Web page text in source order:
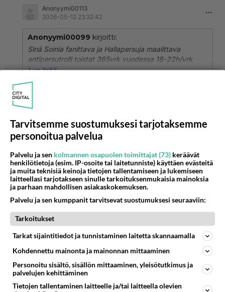
Anonyymi00113
2026-05-12 23:32:42
Anonyymi00099 kirjoitti:
Sinä Soinia fanittava ja Hallapersuja maalittava
antipersutrolli toistat 365vrk vuodessa 18-22h/vrk
yhden ja saman kaavan jokaisella palstalla joissa
väittelyn aikaansaamiseksi niiden välillä. Turvautuen
sensuuriin kun yksinpuhelujasi häiritään vastaamalla
sinun viestien kalasteluviesteihin joilla niitä vastauksia
kalastelet.
Lue lisää
Trollihan tuo ylsinpuhelija on. Ei kannata ottaa
kantaa.
1 Äänestä Kommentoi
2026-05-13 10:19:08
Anonyymi00007kirjoitti:
Purra valehtelee näistä työpätkistään ja muusta totuus
on ettei ollut järkeä tarpeeksi että ois saanut
suoritettua tutkintojaan loppuun.
Älliä kyllä Riikalla löytyy, toisin kun sinulla,
arvostelet ja haukut kuin rakki.
Äänestä Kommentoi
Tarvitsemme suostumuksesi tarjotaksemme
personoitua palvelua
Palvelu ja sen kolmannen osapuolen toimittajat (73) keräävät
henkilötietoja (esim. IP-osoite tai laitetunniste) käyttäen evästeitä
ja muita teknisiä keinoja tietojen tallentamiseen ja lukemiseen
laitteellasi tarjotakseen sinulle tarkoituksenmukaisia mainoksia
ja parhaan mahdollisen asiakaskokemuksen.
Palvelu ja sen kumppanit tarvitsevat suostumuksesi seuraaviin:
Tarkoitukset
Tarkat sijaintitiedot ja tunnistaminen laitetta skannaamalla
Kohdennettu mainonta ja mainonnan mittaaminen
Personoitu sisältö, sisällön mittaaminen, yleisötutkimus ja
palvelujen kehittäminen
Tietojen tallentaminen laitteelle ja/tai laitteella olevien